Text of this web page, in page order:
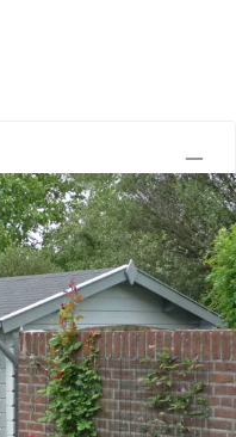
Koopmans
1-3 werkdagen
Zwart
Perkoleum